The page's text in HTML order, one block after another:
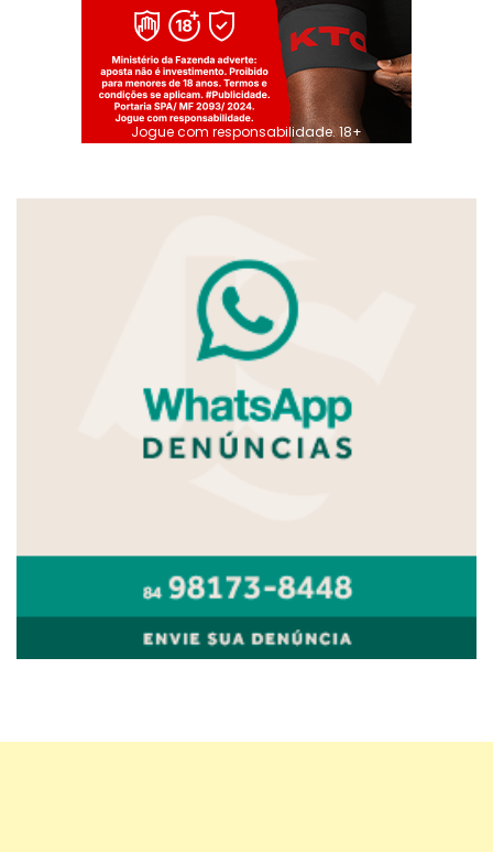
Jogue com responsabilidade. 18+